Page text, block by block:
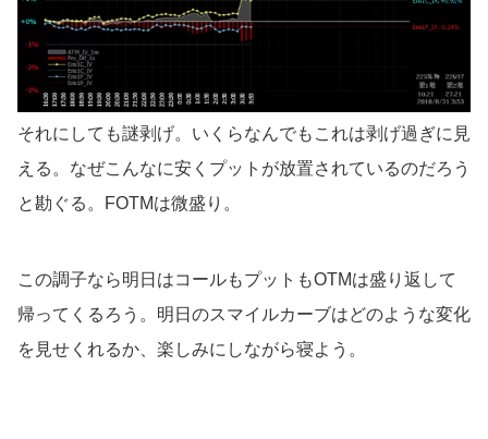
それにしても謎剥げ。いくらなんでもこれは剥げ過ぎに見
える。なぜこんなに安くプットが放置されているのだろう
と勘ぐる。FOTMは微盛り。
この調子なら明日はコールもプットもOTMは盛り返して
帰ってくるろう。明日のスマイルカーブはどのような変化
を見せくれるか、楽しみにしながら寝よう。